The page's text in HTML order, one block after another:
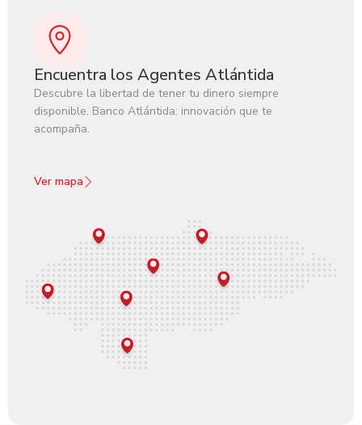
Encuentra los Agentes Atlántida
Descubre la libertad de tener tu dinero siempre
disponible. Banco Atlántida: innovación que te
acompaña.
Ver mapa